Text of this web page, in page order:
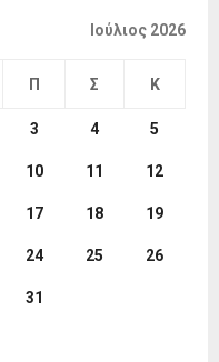
Ιούλιος 2026
Π Σ Κ
3 4 5
10 11 12
17 18 19
24 25 26
31